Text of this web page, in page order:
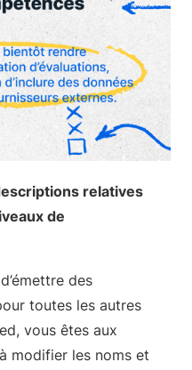
relatives
de
des
toutes les autres
vous êtes aux
modifier les noms et